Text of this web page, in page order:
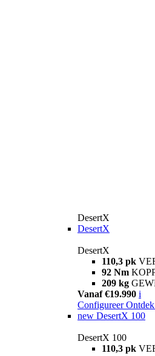
DesertX
DesertX
DesertX
110,3 pk
92 Nm
209 kg
Vanaf €19.990 i
Configureer
new DesertX 100
DesertX 100
110,3 pk